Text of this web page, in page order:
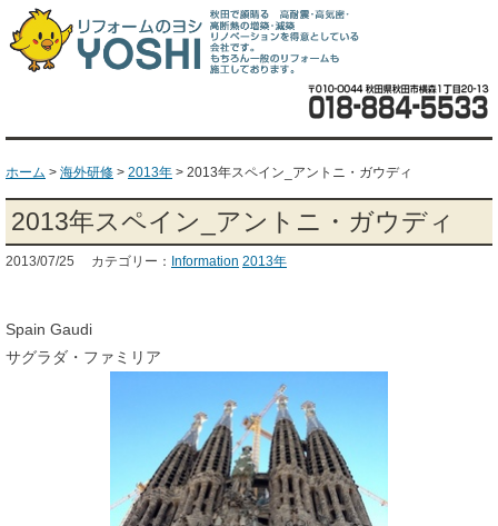
ホーム > 海外研修 > 2013年 > 2013年スペイン_アントニ・ガウディ
2013年スペイン_アントニ・ガウディ
2013/07/25 カテゴリー： Information 2013年
Spain Gaudi
サグラダ・ファミリア